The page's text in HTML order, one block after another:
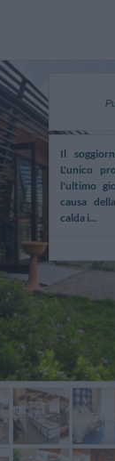
come
sul sito
ma
Il
L'unico
l'ultimo
causa
calda i...